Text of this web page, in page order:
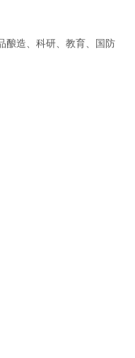
酿造、科研、教育、国防